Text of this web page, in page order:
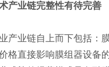
业链完整性有待完善
业链自上而下包括：膜
格直接影响膜组器设备